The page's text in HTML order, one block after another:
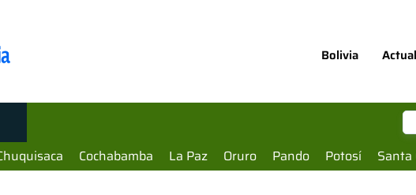
Bolivia
Cochabamba La Paz Oruro Pando Potosí Santa